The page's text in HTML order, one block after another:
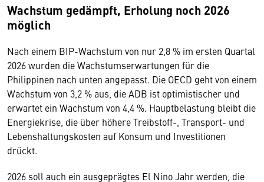
Wachstum gedämpft, Erholung noch 2026
möglich
Nach einem BIP-Wachstum von nur 2,8 % im ersten Quartal
2026 wurden die Wachstumserwartungen für die
Philippinen nach unten angepasst. Die OECD geht von einem
Wachstum von 3,2 % aus, die ADB ist optimistischer und
erwartet ein Wachstum von 4,4 %. Hauptbelastung bleibt die
Energiekrise, die über höhere Treibstoff-, Transport- und
Lebenshaltungskosten auf Konsum und Investitionen
drückt.
2026 soll auch ein ausgeprägtes El Nino Jahr werden, die